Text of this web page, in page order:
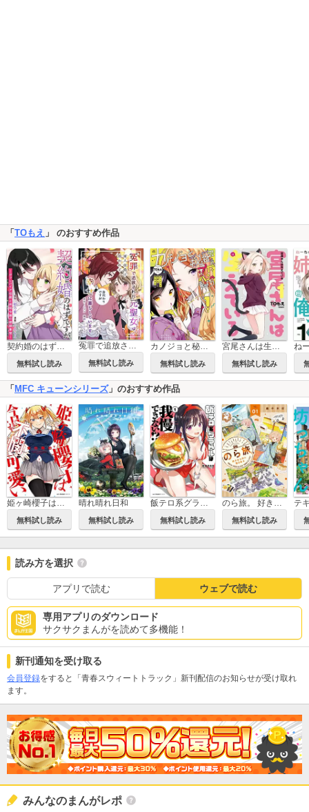
「TOもえ 」 のおすすめ作品
契約婚のはずですが －ヴァンパイア伯爵と病弱令嬢の婚姻事情－
無料試し読み
冤罪で追放された元聖女は、軍人侯爵に拾われて（身代わりですが）幸せに暮らしています
無料試し読み
カノジョと秘密と恋もよう
無料試し読み 無料試し読み
「 MFC キューンシリーズ」のおすすめ作品
姫ヶ崎櫻子は今日も不憫可愛い
無料試し読み
晴れ晴れ日和
無料試し読み
飯テロ系グラドルは我慢できない！？
無料試し読み
のら旅。 好きある所に道はある
無料試し読み
読み方を選択
アプリで読む ウェブで読む
専用アプリのダウンロード
サクサクまんがを読めて多機能！
新刊通知を受け取る
会員登録をすると「青春スウィートトラック」新刊配信のお知らせが受け取れ
ます。
みんなのまんがレポ